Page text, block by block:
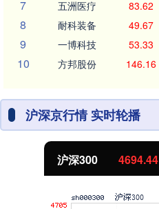
7 五洲医疗 83.62
8 耐科装备 49.67
9 一博科技 53.33
10 方邦股份 146.16
沪深京行情 实时轮播
沪深300 4694.44